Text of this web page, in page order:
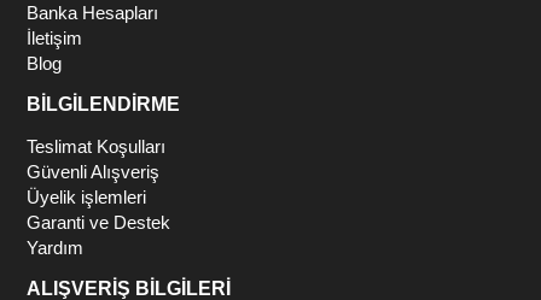
Banka Hesapları
İletişim
Blog
BİLGİLENDİRME
Teslimat Koşulları
Güvenli Alışveriş
Üyelik işlemleri
Garanti ve Destek
Yardım
ALIŞVERİŞ BİLGİLERİ